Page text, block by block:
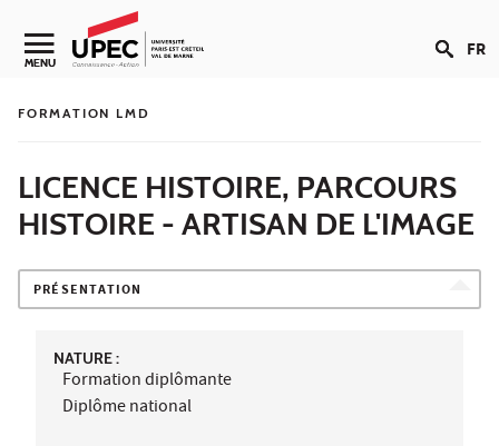
Aller au contenu
Navigation secondaire
MENU FR
FORMATION LMD
LICENCE HISTOIRE, PARCOURS
HISTOIRE - ARTISAN DE L'IMAGE
PRÉSENTATION
NATURE :
Formation diplômante
Diplôme national